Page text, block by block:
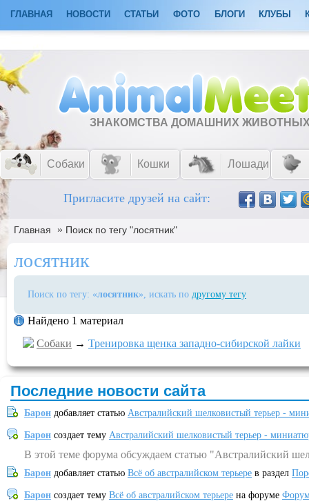
ГЛАВНАЯ НОВОСТИ СТАТЬИ ФОТО БЛОГИ КЛУБЫ
ЗНАКОМСТВА ДОМАШНИХ
Собаки Кошки Лошади
Пригласите друзей на сайт:
Главная » Поиск по тегу "лосятник"
лосятник
Поиск по тегу: «лосятник», искать по другому тегу
Найдено 1 материал
Собаки → Тренировка щенка западно-сибирской лайки
Последние новости сайта
Барон добавляет статью Австралийский шелковистый терьер -
Барон создает тему Австралийский шелковистый терьер -
В этой теме форума обсуждаем статью "Австралийский
Барон добавляет статью Всё об австралийском терьере в раздел
Барон создает тему Всё об австралийском терьере на форуме